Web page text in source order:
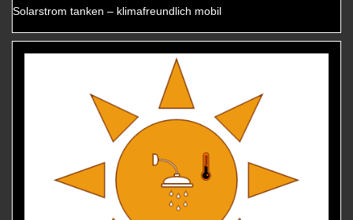
Solarstrom tanken – klimafreundlich mobil